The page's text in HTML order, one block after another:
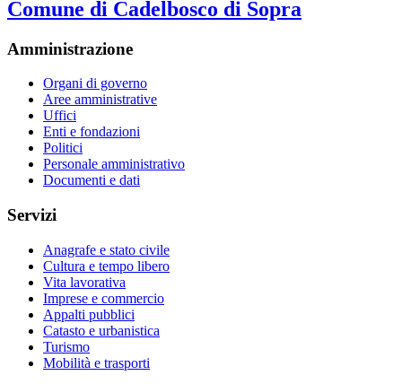
Comune di Cadelbosco di Sopra
Amministrazione
Organi di governo
Aree amministrative
Uffici
Enti e fondazioni
Politici
Personale amministrativo
Documenti e dati
Servizi
Anagrafe e stato civile
Cultura e tempo libero
Vita lavorativa
Imprese e commercio
Appalti pubblici
Catasto e urbanistica
Turismo
Mobilità e trasporti